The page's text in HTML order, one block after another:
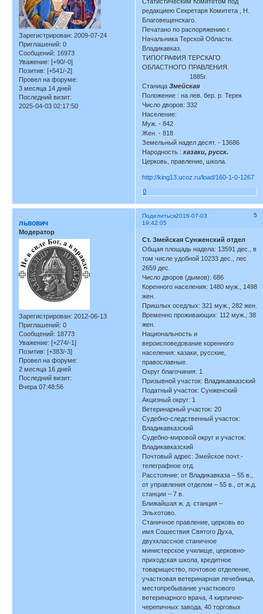
Зарегистрирован: 2009-07-24
Приглашений: 0
Сообщений: 16973
Уважение: [+90/-0]
Позитив: [+541/-2]
Провел на форуме:
3 месяца 14 дней
Последний визит:
2025-04-03 02:17:50
редакциею Секретаря Комитета , Н.
Благовещенскаго.
Печатано по распоряжению г.
Начальника Терской Области.
Владикавказ.
ТИПОГРАФИЯ ТЕРСКАГО
ОБЛАСТНОГО ПРАВЛЕНИЯ.
1885г.
СтаницаЗмейская
Положение : на лев. бер. р. Терек
Число дворов: 332
Население:
Муж. - 842
Жен. - 818
Земельный надел десят. - 13686
Народность : казаки, русск.
Церковь, правление, школа.
http://king13.ucoz.ru/load/160-1-0-1267
0
Поделиться 5
2016-07-03
19:42:05
львович
Модератор
Зарегистрирован: 2012-06-13
Приглашений: 0
Сообщений: 18773
Уважение: [+274/-1]
Позитив: [+383/-3]
Провел на форуме:
2 месяца 16 дней
Последний визит:
Вчера 07:48:56
Ст. Змейская Сунженский отдел
Общая площадь надела: 13591 дес., в
том числе удобной 10233 дес., лес
2659 дес.
Число дворов (дымов): 686
Коренного населения: 1480 муж., 1498
жен.
Пришлых оседлых: 321 муж., 282 жен.
Временно проживающих: 112 муж., 38
жен.
Национальность и
вероисповедование коренного
населения: казаки, русские,
православные.
Округ благочиния: 1
Призывной участок: Владикавказский
Податный участок: Сунженский
Акцизный округ: 1
Ветеринарный участок: 20
Судебно-следственный участок:
Владикавказский
Судебно-мировой округ и участок:
Владикавказский
Почтовый адрес: Змейское почт.-
телеграфное отд.
Расстояние: от Владикавказа – 55 в.,
от управления отделом – 55 в., от ж.д.
станции – 7 в.
Ближайшая ж. д. станция –
Эльхотово.
Станичное правление, церковь во
имя Сошествия Святого Духа,
двухклассное станичное
министерское училище, церковно-
приходская школа, кредитное
товарищество, почтовое отделение,
участковая ветеринарная лечебница,
местопребывание участкового
ветеринарного врача, 4 кирпично-
черепичных завода, 40 торговых